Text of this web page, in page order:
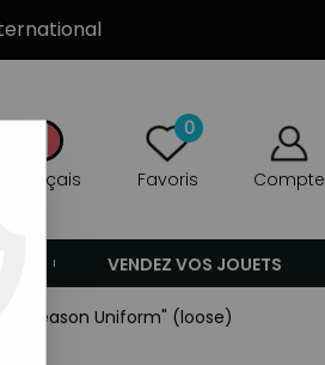
Français
0
Favoris Compte
VENDEZ VOS JOUETS
Season Uniform" (loose)